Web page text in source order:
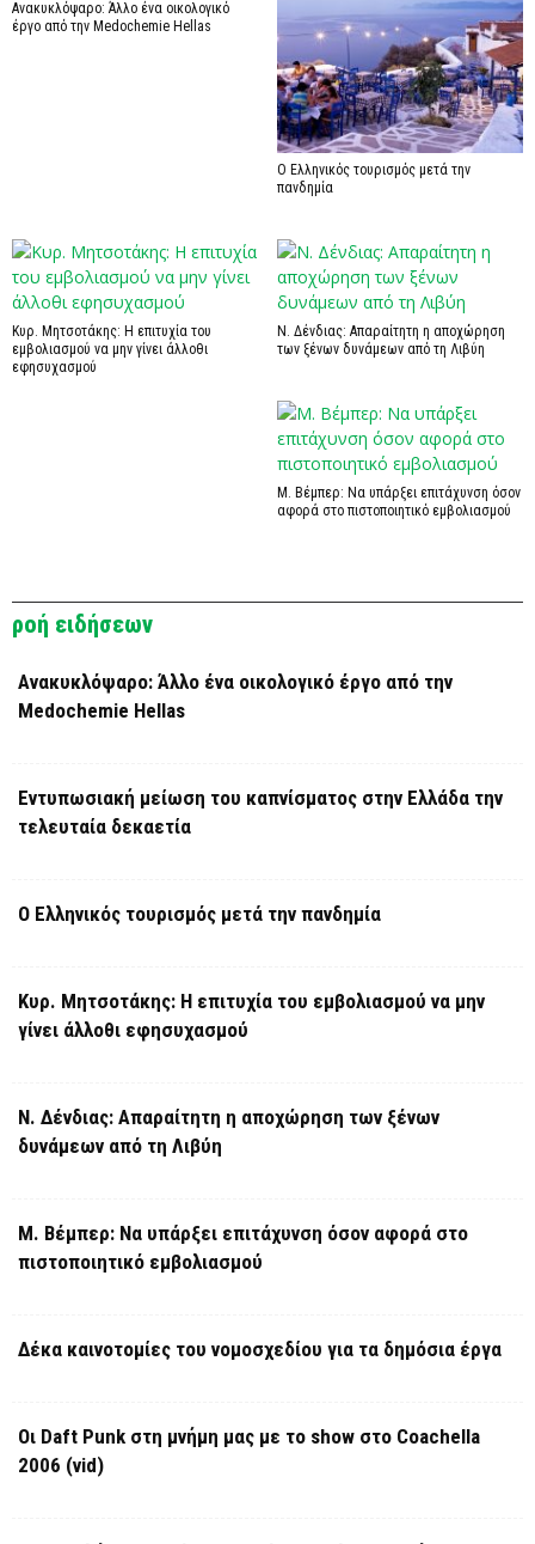
Ανακυκλόψαρο: Άλλο ένα οικολογικό
έργο από την Medochemie Hellas
Ο Ελληνικός τουρισμός μετά την
πανδημία
Κυρ. Μητσοτάκης: Η επιτυχία του
εμβολιασμού να μην γίνει άλλοθι
εφησυχασμού
Ν. Δένδιας: Απαραίτητη η αποχώρηση
των ξένων δυνάμεων από τη Λιβύη
Μ. Βέμπερ: Να υπάρξει επιτάχυνση όσον
αφορά στο πιστοποιητικό εμβολιασμού
ροή ειδήσεων
Ανακυκλόψαρο: Άλλο ένα οικολογικό έργο από την
Medochemie Hellas
Εντυπωσιακή μείωση του καπνίσματος στην Ελλάδα την
τελευταία δεκαετία
Ο Ελληνικός τουρισμός μετά την πανδημία
Κυρ. Μητσοτάκης: Η επιτυχία του εμβολιασμού να μην
γίνει άλλοθι εφησυχασμού
Ν. Δένδιας: Απαραίτητη η αποχώρηση των ξένων
δυνάμεων από τη Λιβύη
Μ. Βέμπερ: Να υπάρξει επιτάχυνση όσον αφορά στο
πιστοποιητικό εμβολιασμού
Δέκα καινοτομίες του νομοσχεδίου για τα δημόσια έργα
Οι Daft Punk στη μνήμη μας με το show στο Coachella
2006 (vid)